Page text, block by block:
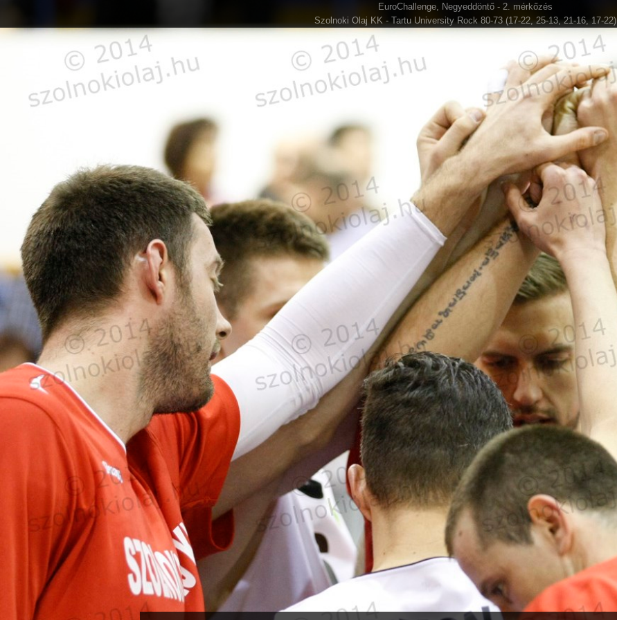
EuroChallenge, Negyeddöntő - 2. mérkőzés
Szolnoki Olaj KK - Tartu University Rock 80-73 (17-22, 25-13, 21-16, 17-22)